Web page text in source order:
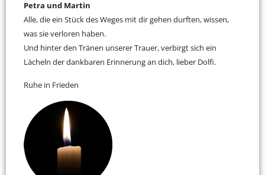
Petra und Martin
Alle, die ein Stück des Weges mit dir gehen durften, wissen,
was sie verloren haben.
Und hinter den Tränen unserer Trauer, verbirgt sich ein
Lächeln der dankbaren Erinnerung an dich, lieber Dolfi.
Ruhe in Frieden